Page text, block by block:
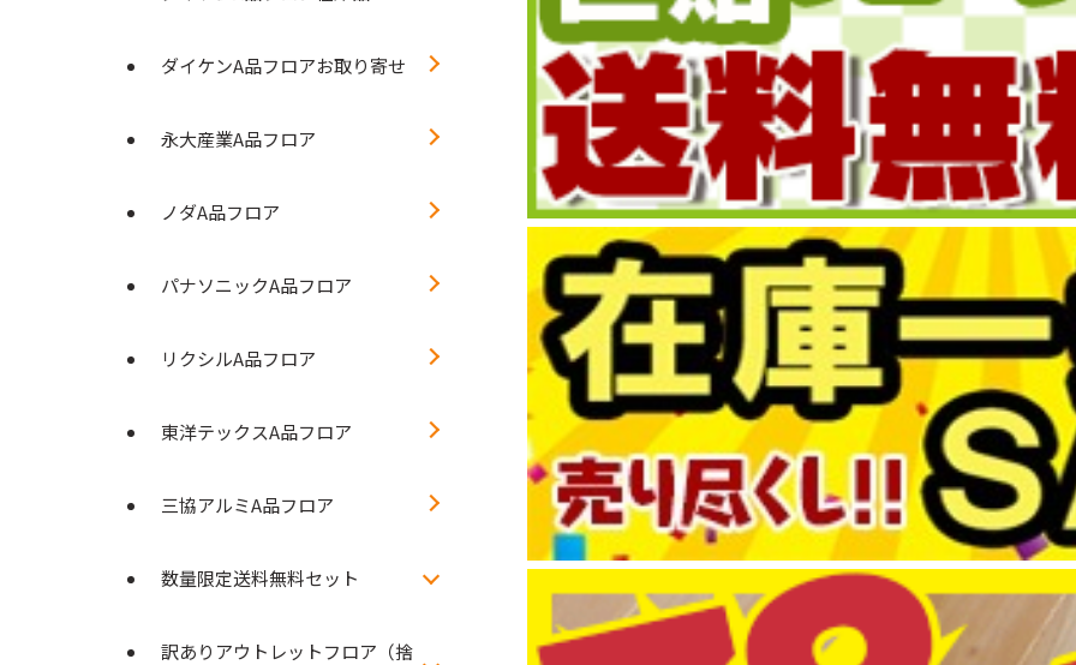
ダイケンA品フロアお取り寄せ
永大産業A品フロア
ノダA品フロア
パナソニックA品フロア
リクシルA品フロア
東洋テックスA品フロア
三協アルミA品フロア
数量限定送料無料セット
訳ありアウトレットフロア（捨